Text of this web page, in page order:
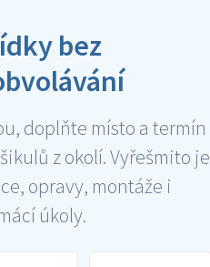
bez
doplňte místo a termín
z okolí. Vyřešmito je
opravy, montáže i
úkoly.